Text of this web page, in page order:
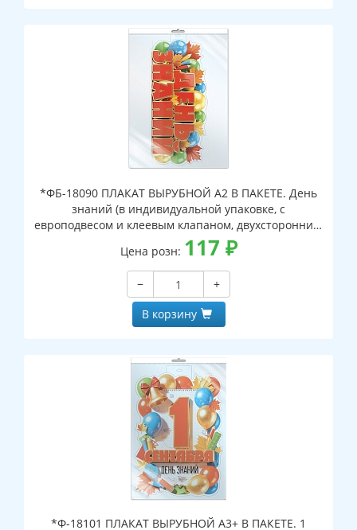
*ФБ-18090 ПЛАКАТ ВЫРУБНОЙ А2 В ПАКЕТЕ. День
знаний (в индивидуальной упаковке, с
европодвесом и клеевым клапаном, двухсторонний,
ВД-лак)
Цена розн: 117 ₽
−
+
В корзину
*Ф-18101 ПЛАКАТ ВЫРУБНОЙ А3+ В ПАКЕТЕ. 1